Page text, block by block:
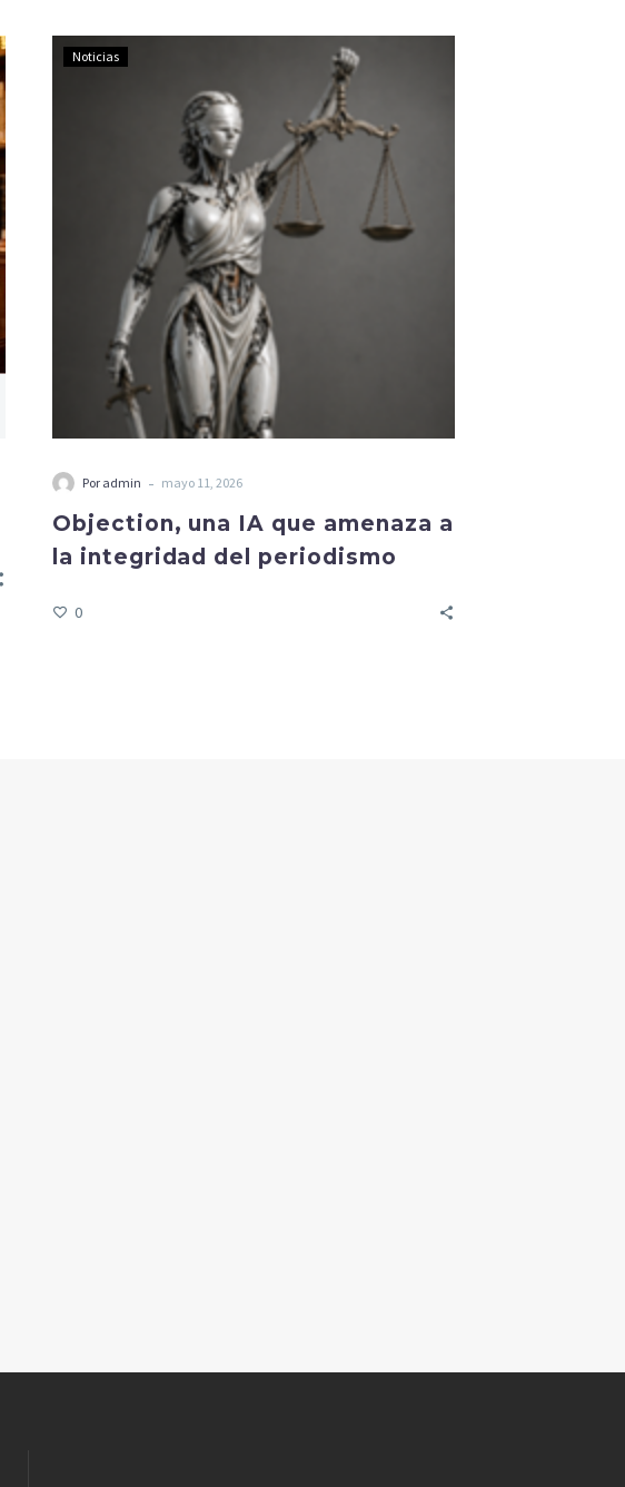
Noticias
Por admin - mayo 11, 2026
Objection, una IA que amenaza a
la integridad del periodismo
0